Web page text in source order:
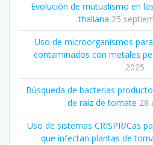
Evolución de mutualismo en
thaliana 25
Uso de microorganismos
contaminados con metales
2025
Búsqueda de bacterias
de raíz de tomate 28
Uso de sistemas CRISPR/Cas
que infectan plantas de